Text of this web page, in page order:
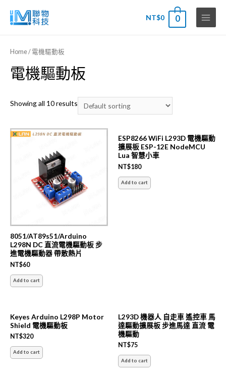
NT$0 0
Main
Home/ 電機驅動板
電機驅動板
Showing all 10 results
8051/AT89s51/Arduino
L298N DC 直流電機驅動板 步
進電機驅動器 帶散熱片
NT$60
Add to cart
ESP8266 WiFi L293D 電機驅動
擴展板 ESP-12E NodeMCU
Lua 智慧小車
NT$180
Add to cart
Keyes Arduino L298P Motor
Shield 電機驅動板
NT$320
Add to cart
L293D 機器人 自走車 遙控車 馬
達驅動擴展板 步進馬達 直流 電
機驅動
NT$75
Add to cart